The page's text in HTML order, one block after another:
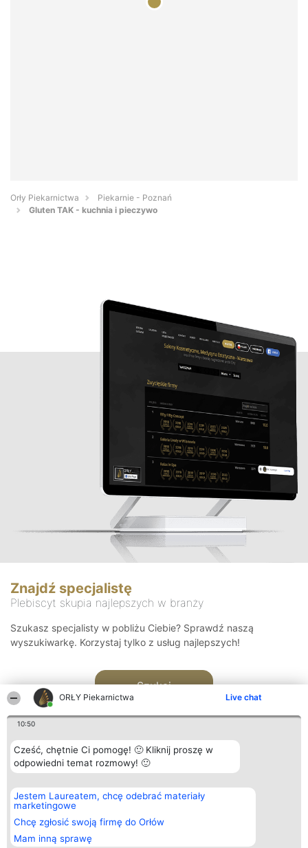
ORŁY Piekarnictwa Live chat
10:50
Cześć, chętnie Ci pomogę! 🙂 Kliknij proszę w
odpowiedni temat rozmowy! 🙂
Jestem Laureatem, chcę odebrać materiały
marketingowe
Chcę zgłosić swoją firmę do Orłów
Mam inną sprawę
Orły Piekarnictwa
Piekarnie - Poznań
Gluten TAK - kuchnia i pieczywo
Znajdź specjalistę
Plebiscyt skupia najlepszych w branży
Szukasz specjalisty w pobliżu Ciebie? Sprawdź naszą
wyszukiwarkę. Korzystaj tylko z usług najlepszych!
Szukaj
Organizator plebiscytu
Bright Side Solutions sp. z o.
o. sp. k.
ul. Ruska 22
Wrocław 50-079
KRS 0000749100 | Regon
Plebiscyt
Laureaci
wszystkich
Laureatów
Kontakt
Kontakt